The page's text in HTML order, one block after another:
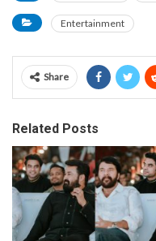
Entertainment
Share
Related Posts